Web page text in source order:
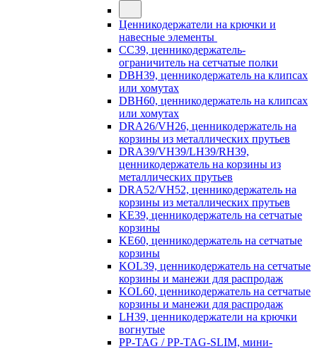
Ценникодержатели на крючки и
навесные элементы
CC39, ценникодержатель-
ограничитель на сетчатые полки
DBH39, ценникодержатель на клипсах
или хомутах
DBH60, ценникодержатель на клипсах
или хомутах
DRA26/VH26, ценникодержатель на
корзины из металлических прутьев
DRA39/VH39/LH39/RH39,
ценникодержатель на корзины из
металлических прутьев
DRA52/VH52, ценникодержатель на
корзины из металлических прутьев
KE39, ценникодержатель на сетчатые
корзины
KE60, ценникодержатель на сетчатые
корзины
KOL39, ценникодержатель на сетчатые
корзины и манежи для распродаж
KOL60, ценникодержатель на сетчатые
корзины и манежи для распродаж
LH39, ценникодержатели на крючки
вогнутые
PP-TAG / PP-TAG-SLIM, мини-